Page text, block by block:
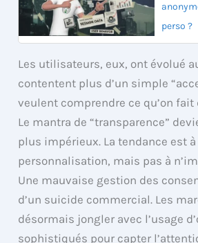
perso ?
Les utilisateurs, eux, ont évolué
contentent plus d’un simple
veulent comprendre ce qu’on fait
Le mantra de “transparence”
plus impérieux. La tendance est à
personnalisation, mais pas à
Une mauvaise gestion des
d’un suicide commercial. Les
désormais jongler avec l’usage
sophistiqués pour capter